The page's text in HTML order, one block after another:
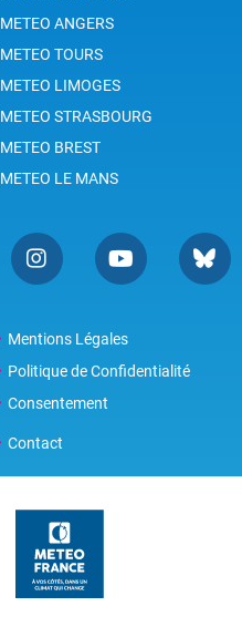
METEO ANGERS
METEO TOURS
METEO LIMOGES
METEO STRASBOURG
METEO BREST
METEO LE MANS
Mentions Légales
Politique de Confidentialité
Consentement
Contact